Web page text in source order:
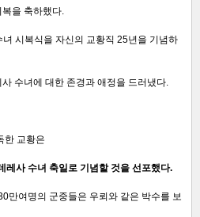
을 축하했다.
시복식을 자신의 교황직 25년을 기념하
수녀에 대한 존경과 애정을 드러냈다.
한 교황은
레사 수녀 축일로 기념할 것을 선포했다.
만여명의 군중들은 우뢰와 같은 박수를 보